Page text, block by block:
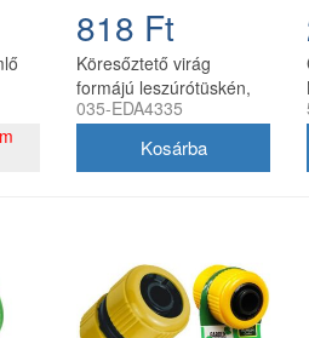
818 Ft
Köresőztető virág
formájú leszúrótüskén,
CH, 5900779884335
035-EDA4335